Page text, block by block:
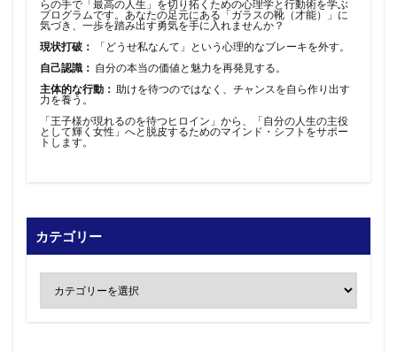
らの手で「最高の人生」を切り拓くための心理学と行動術を学ぶ
プログラムです。あなたの足元にある「ガラスの靴（才能）」に
気づき、一歩を踏み出す勇気を手に入れませんか？
現状打破：
「どうせ私なんて」という心理的なブレーキを外す。
自己認識： 自分の本当の価値と魅力を再発見する。
主体的な行動： 助けを待つのではなく、チャンスを自ら作り出す
力を養う。
「王子様が現れるのを待つヒロイン」から、「自分の人生の主役
として輝く女性」へと脱皮するためのマインド・シフトをサポー
トします。
カテゴリー